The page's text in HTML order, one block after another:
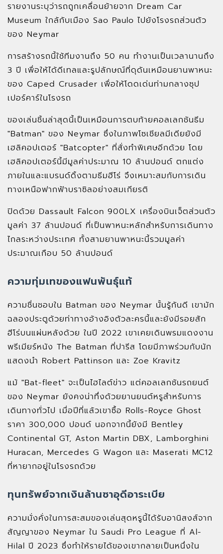
รายงานระบุว่ารถถูกเคลื่อนย้ายจาก Dream Car
Museum ใกล้กับเมือง Sao Paulo ไปยังโรงรถส่วนตัว
ของ Neymar
การสร้างรถนี้ใช้ทีมงานถึง 50 คน ทำงานเป็นเวลานานถึง
3 ปี เพื่อให้ได้ดีเทลและรูปลักษณ์ที่ดุดันเหมือนยานพาหนะ
ของ Caped Crusader เพื่อให้โดดเด่นท่ามกลางซุป
เปอร์คาร์ในโรงรถ
ของเล่นชิ้นล่าสุดนี้เป็นเหมือนการตบท้ายคอลเลกชันธีม
"Batman" ของ Neymar ซึ่งในภาพโซเชียลมีเดียยังมี
เฮลิคอปเตอร์ "Batcopter" ที่สั่งทำพิเศษอีกด้วย โดย
เฮลิคอปเตอร์นี้มีมูลค่าประมาณ 10 ล้านปอนด์ ตกแต่ง
ภายในและแบรนด์ดิ้งตามธีมฮีโร่ จึงเหมาะสมกับการเดิน
ทางเหนือฟากฟ้าบราซิลอย่างสมเกียรติ
ปิดด้วย Dassault Falcon 900LX เครื่องบินเจ็ตส่วนตัว
มูลค่า 37 ล้านปอนด์ ที่เป็นพาหนะหลักสำหรับการเดินทาง
ไกลระหว่างประเทศ ทั้งสามยานพาหนะนี้รวมมูลค่า
ประมาณเกือบ 50 ล้านปอนด์
ความทุ่มเทของแฟนพันธุ์แท้
ความชื่นชอบใน Batman ของ Neymar นั้นรู้กันดี เขามัก
ฉลองประตูด้วยท่าทางอ้างอิงตัวละครนี้และยังมีรอยสัก
ฮีโร่บนแผ่นหลังด้วย ในปี 2022 เขาเคยเดินพรมแดงงาน
พรีเมียร์หนัง The Batman ที่ปารีส โดยมีภาพร่วมกับนัก
แสดงนำ Robert Pattinson และ Zoe Kravitz
แม้ "Bat-fleet" จะเป็นไฮไลต์ข่าว แต่คอลเลกชันรถยนต์
ของ Neymar ยังคงน่าทึ่งด้วยยานยนต์หรูสำหรับการ
เดินทางทั่วไป เมื่อปีที่แล้วเขาซื้อ Rolls-Royce Ghost
ราคา 300,000 ปอนด์ นอกจากนี้ยังมี Bentley
Continental GT, Aston Martin DBX, Lamborghini
Huracan, Mercedes G Wagon และ Maserati MC12
ที่หายากอยู่ในโรงรถด้วย
ทุนทรัพย์จากเงินล้านซาอุดีอาระเบีย
ความมั่งคั่งในการสะสมของเล่นสุดหรูนี้ได้รับอานิสงส์จาก
สัญญาของ Neymar ใน Saudi Pro League ที่ Al-
Hilal ปี 2023 ซึ่งทำให้รายได้ของเขากลายเป็นหนึ่งใน